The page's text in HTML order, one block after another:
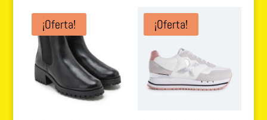
era:
125.00 €.89.99 €.
¡Oferta! ¡Oferta!